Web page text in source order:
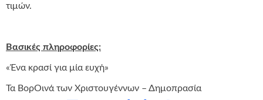
τιμών.
Βασικές πληροφορίες:
«Ένα κρασί για μία ευχή»
Τα ΒορΟινά των Χριστουγέννων – Δημοπρασία